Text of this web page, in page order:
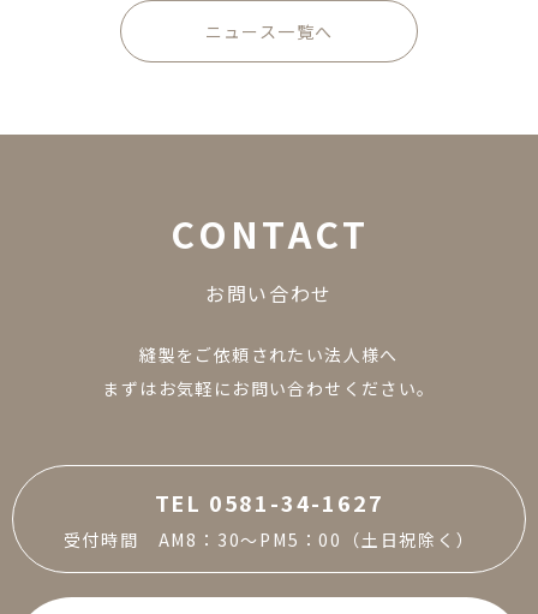
ニュース一覧へ
CONTACT
お問い合わせ
縫製をご依頼されたい法人様へ
まずはお気軽にお問い合わせください。
TEL 0581-34-1627
受付時間 AM8：30～PM5：00（土日祝除く）